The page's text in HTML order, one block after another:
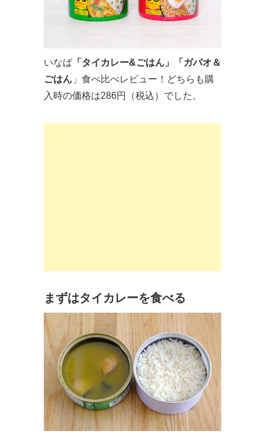
いなば 「タイカレー&ごはん」「ガパオ＆
ごはん 」食べ比べレビュー！どちらも購
入時の価格は286円（税込）でした。
まずはタイカレーを食べる